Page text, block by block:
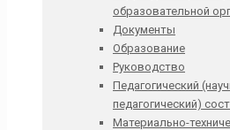
образовательной
Документы
Образование
Руководство
Педагогический
педагогический)
Материально-